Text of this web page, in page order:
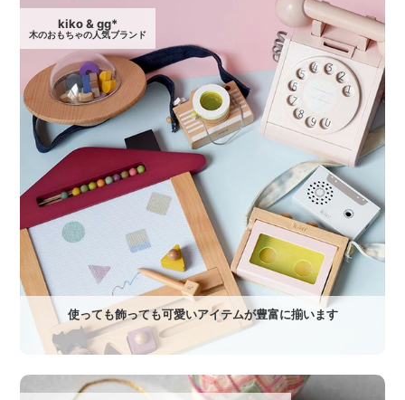
kiko & gg*
木のおもちゃの人気ブランド
使っても飾っても可愛いアイテムが豊富に揃います